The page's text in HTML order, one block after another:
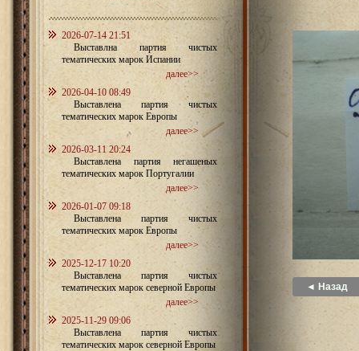
2026-07-14 21:51
Выставлна партия чистых
тематических марок Испании
далее>>
2026-04-10 08:49
Выставлена партия чистых
тематических марок Европы
далее>>
2026-03-11 20:24
Выставлена партия негашеных
тематических марок Португалии
далее>>
2026-01-07 09:18
Выставлена партия чистых
тематических марок Европы
далее>>
2025-12-17 10:20
Выставлена партия чистых
тематических марок северной Европы
далее>>
2025-11-29 09:06
Выставлена партия чистых
тематических марок северной Европы
◄ Назад